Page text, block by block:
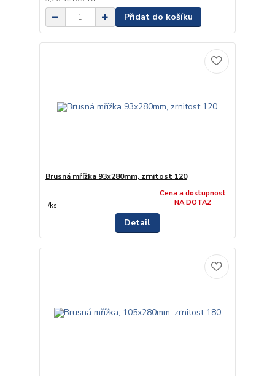
Přidat do košíku
Brusná mřížka 93x280mm, zrnitost 120
/ks
Cena a dostupnost
NA DOTAZ
Detail